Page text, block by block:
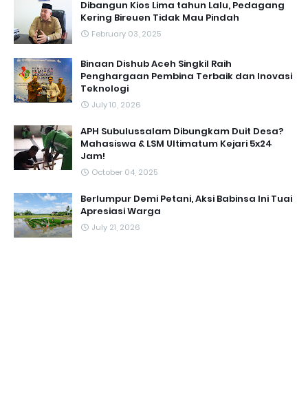
Dibangun Kios Lima tahun Lalu, Pedagang
Kering Bireuen Tidak Mau Pindah
February 03, 2025
Binaan Dishub Aceh Singkil Raih
Penghargaan Pembina Terbaik dan Inovasi
Teknologi
July 10, 2026
APH Subulussalam Dibungkam Duit Desa?
Mahasiswa & LSM Ultimatum Kejari 5x24
Jam!
October 04, 2025
Berlumpur Demi Petani, Aksi Babinsa Ini Tuai
Apresiasi Warga
July 21, 2026